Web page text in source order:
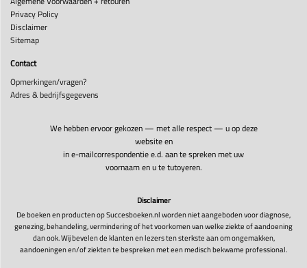
Privacy Policy
Disclaimer
Sitemap
Contact
Opmerkingen/vragen?
Adres & bedrijfsgegevens
We hebben ervoor gekozen — met alle respect — u op deze
website en
in e-mailcorrespondentie e.d. aan te spreken met uw
voornaam en u te tutoyeren.
Disclaimer
De boeken en producten op Succesboeken.nl worden niet aangeboden voor diagnose,
genezing, behandeling, vermindering of het voorkomen van welke ziekte of aandoening
dan ook. Wij bevelen de klanten en lezers ten sterkste aan om ongemakken,
aandoeningen en/of ziekten te bespreken met een medisch bekwame professional.